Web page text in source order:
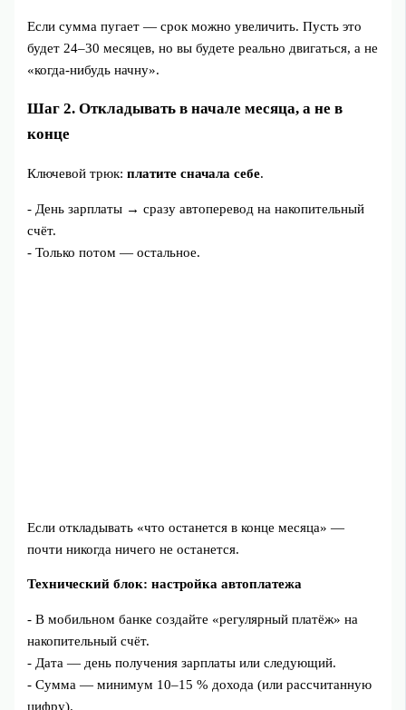
Если сумма пугает — срок можно увеличить. Пусть это
будет 24–30 месяцев, но вы будете реально двигаться, а не
«когда-нибудь начну».
Шаг 2. Откладывать в начале месяца, а не в
конце
Ключевой трюк:платите сначала себе.
- День зарплаты → сразу автоперевод на накопительный
счёт.
- Только потом — остальное.
Если откладывать «что останется в конце месяца» —
почти никогда ничего не останется.
Технический блок: настройка автоплатежа
- В мобильном банке создайте «регулярный платёж» на
накопительный счёт.
- Дата — день получения зарплаты или следующий.
- Сумма — минимум 10–15 % дохода (или рассчитанную
цифру).